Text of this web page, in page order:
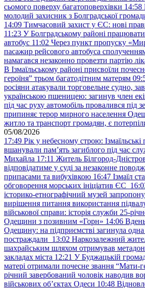
сьомого поверху багатоповерхівки 14:58
молодий захисник з Болградської
14:09 Тимчасовий захист у ЄС: нові
11:23 У Болградському районі
автобус 11:02 Через пункт пропуску
пасажир рейсового автобуса
намагався незаконно провезти партію
В Ізмаїльському районі присвоїли
героїня” трьом багатодітним матерям
росіяни атакували торговельне судно,
українською пшеницею: загинув член
під час руху автомобіль провалився під
припиняє терор мирного населення
житло та транспорт громадян, є
05/08/2026
17:49 Рік у небесному строю: Ізмаїльські
вшанували пам’ять загиблого під час
Михайла 17:11 Житель Білгород-
відповідатиме у суді за незаконне
припасами та вибухівкою 16:47 Ізмаїл
обговорення морських ініціатив ЄС
історико-етнографічний музей
вирішення питання використання
військової справи: історія служби 25-
Одещини з позивним «Горн» 14:06
Одещину: на підприємстві загинула
постраждали 13:02 Наркозалежний
шахрайським шляхом отримував
закладах міста 12:21 У Буджацькій
матері отримали почесне звання “Мати-
річний завербований чоловік наводив
військових обʼєктах Одеси 10:48